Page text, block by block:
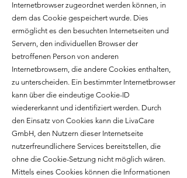
Internetbrowser zugeordnet werden können, in
dem das Cookie gespeichert wurde. Dies
ermöglicht es den besuchten Internetseiten und
Servern, den individuellen Browser der
betroffenen Person von anderen
Internetbrowsern, die andere Cookies enthalten,
zu unterscheiden. Ein bestimmter Internetbrowser
kann über die eindeutige Cookie-ID
wiedererkannt und identifiziert werden. Durch
den Einsatz von Cookies kann die LivaCare
GmbH, den Nutzern dieser Internetseite
nutzerfreundlichere Services bereitstellen, die
ohne die Cookie-Setzung nicht möglich wären.
Mittels eines Cookies können die Informationen